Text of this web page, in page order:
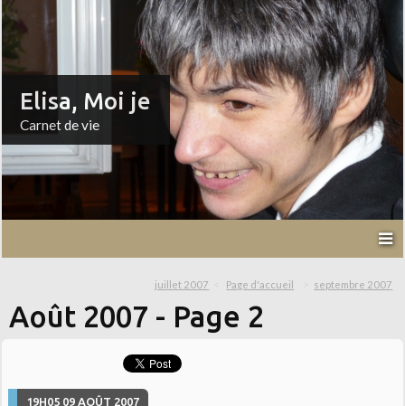
Elisa, Moi je
Carnet de vie
juillet 2007 Page d'accueil septembre 2007
Août 2007 - Page 2
19H05 09 AOÛT 2007